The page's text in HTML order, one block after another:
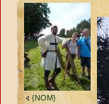
{NOM}